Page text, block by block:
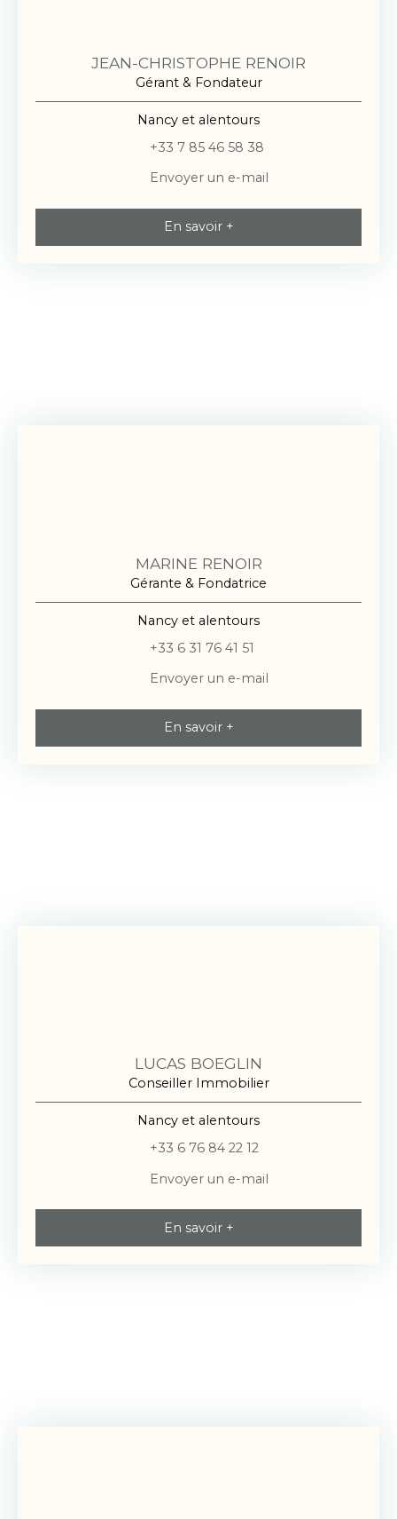
JEAN-CHRISTOPHE RENOIR
Gérant & Fondateur
Nancy et alentours
+33 7 85 46 58 38
Envoyer un e-mail
En savoir +
MARINE RENOIR
Gérante & Fondatrice
Nancy et alentours
+33 6 31 76 41 51
Envoyer un e-mail
En savoir +
LUCAS BOEGLIN
Conseiller Immobilier
Nancy et alentours
+33 6 76 84 22 12
Envoyer un e-mail
En savoir +